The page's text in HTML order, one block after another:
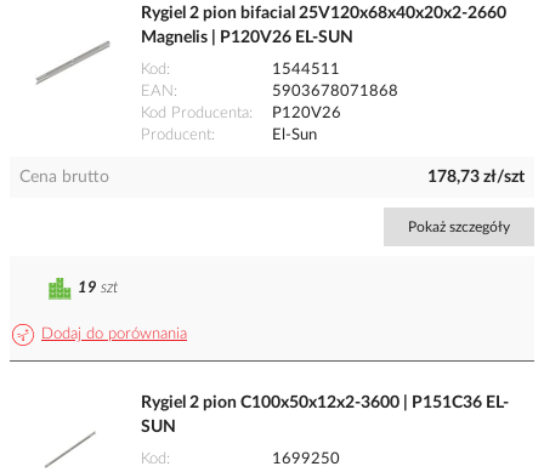
Rygiel 2 pion bifacial 25V120x68x40x20x2-2660
Magnelis | P120V26 EL-SUN
Kod
1544511
EAN
5903678071868
Kod Producenta
P120V26
Producent
El-Sun
Cena brutto 178,73 zł/szt
Pokaż szczegóły
Dodaj do porównania
19 szt
Rygiel 2 pion C100x50x12x2-3600 | P151C36 EL-
SUN
Kod
1699250